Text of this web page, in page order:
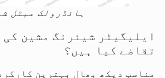
ہائڈرولک میٹل
ایلیگیٹر شیئرنگ مشین
تقاضے کیا ہیں؟
مناسب دیکھ بھال بہترین